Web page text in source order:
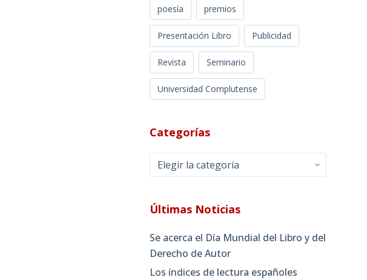
poesía premios
Presentación Libro Publicidad
Revista Seminario
Universidad Complutense
Categorías
Categorías
Últimas Noticias
Se acerca el Día Mundial del Libro y del
Derecho de Autor
Los índices de lectura españoles